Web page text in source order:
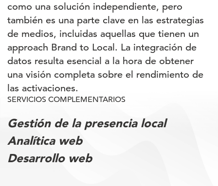
como una solución independiente, pero
también es una parte clave en las estrategias
de medios, incluidas aquellas que tienen un
approach Brand to Local. La integración de
datos resulta esencial a la hora de obtener
una visión completa sobre el rendimiento de
las activaciones.
SERVICIOS COMPLEMENTARIOS
Gestión de la presencia local
Analítica web
Desarrollo web